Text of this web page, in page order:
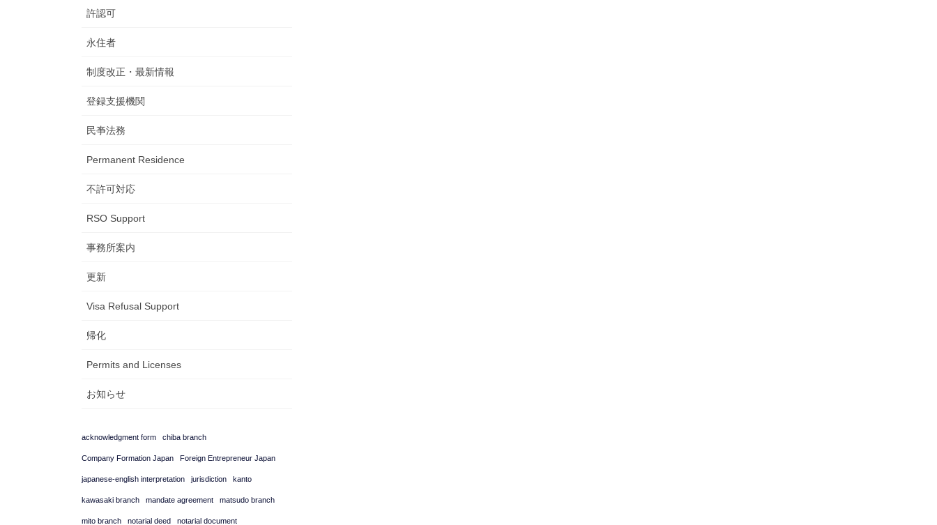
許認可
永住者
制度改正・最新情報
登録支援機関
民亊法務
Permanent Residence
不許可対応
RSO Support
事務所案内
更新
Visa Refusal Support
帰化
Permits and Licenses
お知らせ
acknowledgment form chiba branch
Company Formation Japan Foreign Entrepreneur Japan
japanese-english interpretation jurisdiction kanto
kawasaki branch mandate agreement matsudo branch
mito branch notarial deed notarial document